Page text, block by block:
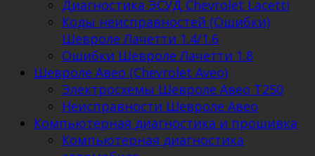
Диагностика ЭСУД Chevrolet Lacetti
Коды неисправностей (Ошибки)
Шевроле Лачетти 1.4/1.6
Ошибки Шевроле Лачетти 1.8
Шевроле Авео (Chevrolet Aveo)
Электросхемы Шевроле Авео Т250
Неисправности Шевроле Авео
Компьютерная диагностика и прошивка
Компьютерная диагностика